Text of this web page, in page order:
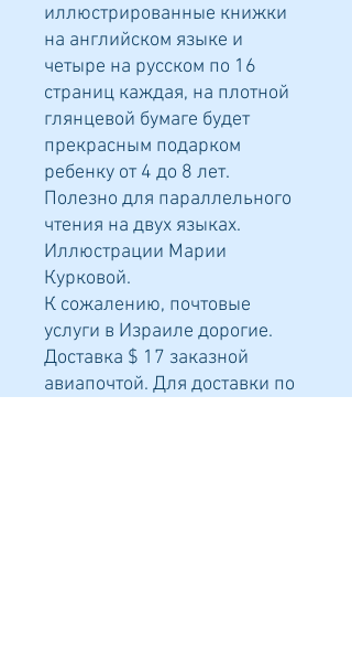
иллюстрированные книжки
на английском языке и
четыре на русском по 16
страниц каждая, на плотной
глянцевой бумаге будет
прекрасным подарком
ребенку от 4 до 8 лет.
Полезно для параллельного
чтения на двух языках.
Иллюстрации Марии
Курковой.
К сожалению, почтовые
услуги в Израиле дорогие.
Доставка $ 17 заказной
авиапочтой. Для доставки по